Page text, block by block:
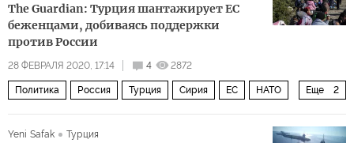
The Guardian: Турция шантажирует ЕС
беженцами, добиваясь поддержки
против России
28 ФЕВРАЛЯ 2020, 17:14 4 2872
Еще 2
Политика Россия Турция Сирия ЕС НАТО
Yeni Safak
Турция